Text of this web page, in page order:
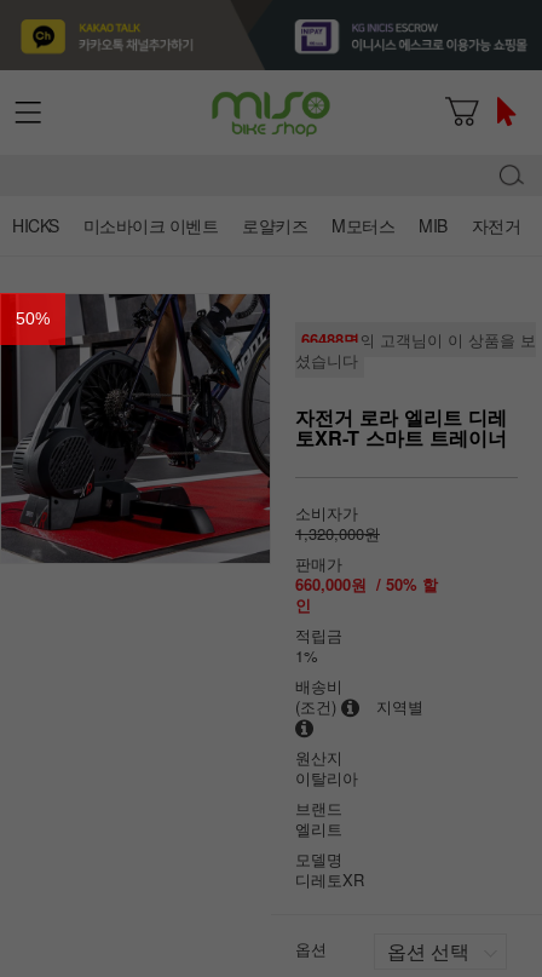
HICKS 미소바이크 이벤트 로얄키즈 M모터스 MIB 자전거
50%
66488명의 고객님이 이 상품을 보
셨습니다
자전거 로라 엘리트 디레
토XR-T 스마트 트레이너
소비자가
1,320,000원
판매가
660,000원 / 50% 할
인
적립금
1%
배송비
(조건)
지역별
원산지
이탈리아
브랜드
엘리트
모델명
디레토XR
옵션